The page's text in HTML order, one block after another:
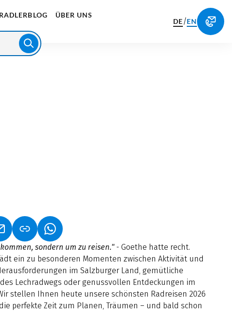
RADLERBLOG ÜBER UNS
DE/EN
IN NEUEM TAB)
ÖFFNET IN NEUEM TAB)
(LINK ÖFFNET IN NEUEM TAB)
sondern um zu reisen."- Goethe hatte recht.
ein zu besonderen Momenten zwischen Aktivität und
im Salzburger Land, gemütliche
Lechradwegs oder genussvollen Entdeckungen im
stellen Ihnen heute unsere schönsten Radreisen 2026
perfekte Zeit zum Planen, Träumen – und bald schon